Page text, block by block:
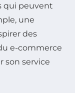
qui peuvent
une
des
e-commerce
son service